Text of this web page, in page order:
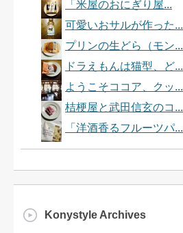
「米屋のおにぎり屋...
可愛いおサルが作った...
プリンの生どら（モン...
ドラえもんは猫型、ど...
ようこそココア、クッ...
桔梗屋と武田信玄のコ...
「洋酒香るフルーツパ...
Konystyle Archives